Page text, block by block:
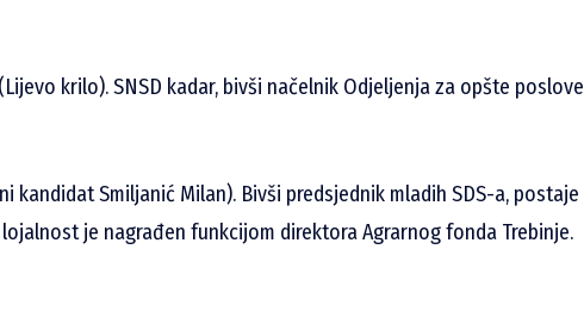
krilo). SNSD kadar, bivši načelnik Odjeljenja za opšte poslove
kandidat Smiljanić Milan). Bivši predsjednik mladih SDS-a, postaje
je nagrađen funkcijom direktora Agrarnog fonda Trebinje.